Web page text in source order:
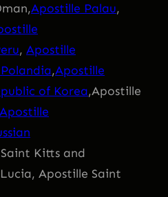
Apostille Palau,
, Apostille
,Apostille
of Korea,Apostille
Apostille
Kitts and
Apostille Saint